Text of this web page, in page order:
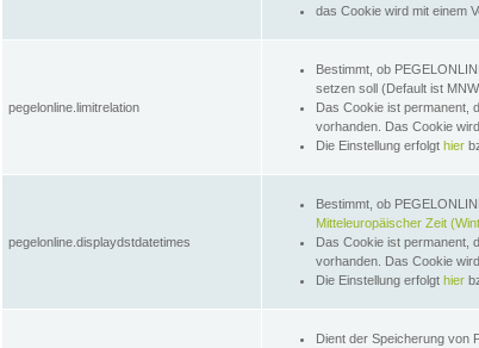
das Cookie wird mit einem
pegelonline.limitrelation
Bestimmt, ob
setzen soll (Default ist
Das Cookie ist permanent,
vorhanden. Das Cookie
Die Einstellung erfolgt hier
pegelonline.displaydstdatetimes
Bestimmt, ob
Mitteleuropäischer Zeit
Das Cookie ist permanent,
vorhanden. Das Cookie
Die Einstellung erfolgt hier
Dient der Speicherung von